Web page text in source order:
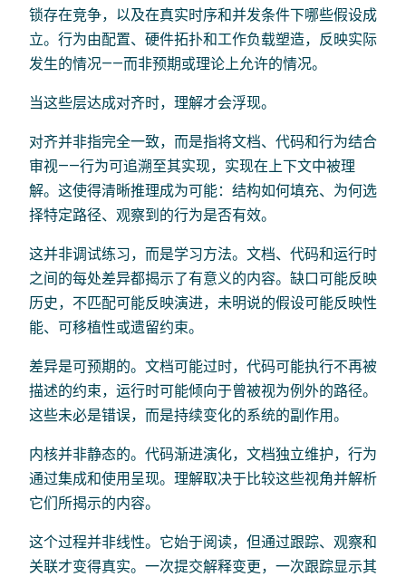
锁存在竞争，以及在真实时序和并发条件下哪些假设成
立。行为由配置、硬件拓扑和工作负载塑造，反映实际
发生的情况——而非预期或理论上允许的情况。
当这些层达成对齐时，理解才会浮现。
对齐并非指完全一致，而是指将文档、代码和行为结合
审视——行为可追溯至其实现，实现在上下文中被理
解。这使得清晰推理成为可能：结构如何填充、为何选
择特定路径、观察到的行为是否有效。
这并非调试练习，而是学习方法。文档、代码和运行时
之间的每处差异都揭示了有意义的内容。缺口可能反映
历史，不匹配可能反映演进，未明说的假设可能反映性
能、可移植性或遗留约束。
差异是可预期的。文档可能过时，代码可能执行不再被
描述的约束，运行时可能倾向于曾被视为例外的路径。
这些未必是错误，而是持续变化的系统的副作用。
内核并非静态的。代码渐进演化，文档独立维护，行为
通过集成和使用呈现。理解取决于比较这些视角并解析
它们所揭示的内容。
这个过程并非线性。它始于阅读，但通过跟踪、观察和
关联才变得真实。一次提交解释变更，一次跟踪显示其